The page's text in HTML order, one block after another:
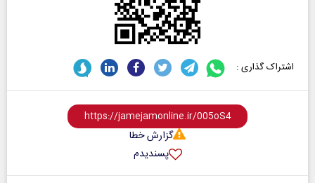
اشتراک گذاری :
گزارش خطا
پسندیدم